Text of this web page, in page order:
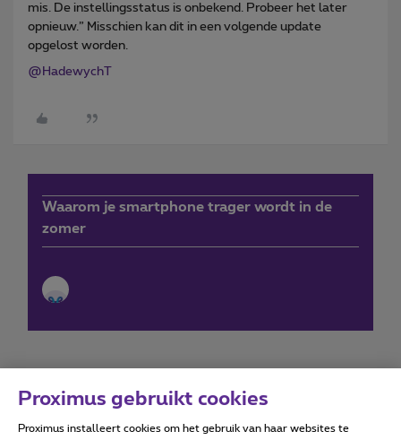
mis. De instellingsstatus is onbekend. Probeer het later
opnieuw.” Misschien kan dit in een volgende update
opgelost worden.
@HadewychT
Waarom je smartphone trager wordt in de
zomer
Proximus gebruikt cookies
Proximus installeert cookies om het gebruik van haar websites te